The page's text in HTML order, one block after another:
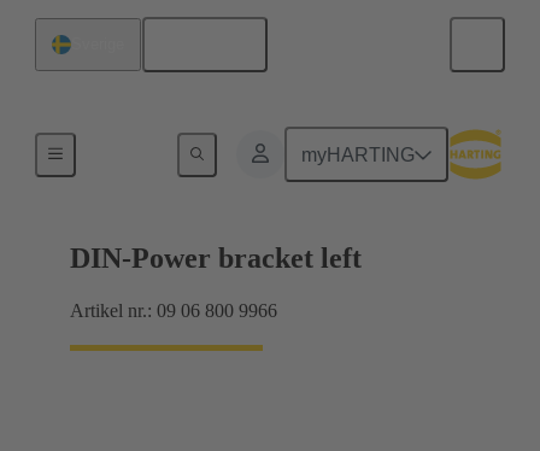
myHARTING
DIN-Power bracket left
Artikel nr.: 09 06 800 9966